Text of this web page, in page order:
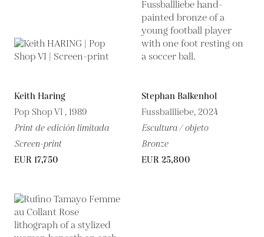
Keith Haring
Pop Shop VI , 1989
Print de edición limitada
Screen-print
EUR 17,750
Stephan Balkenhol
Fussballliebe, 2024
Escultura / objeto
Bronze
EUR 25,800